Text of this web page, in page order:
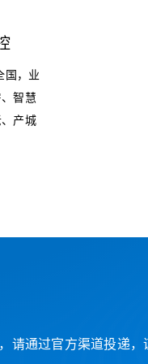
国，业
智慧
产城
请通过官方渠道投递